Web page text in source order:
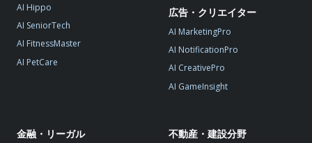
AI Hippo
AI SeniorTech
AI FitnessMaster
AI PetCare
広告・クリエイター
AI MarketingPro
AI NotificationPro
AI CreativePro
AI GameInsight
金融・リーガル 不動産・建設分野